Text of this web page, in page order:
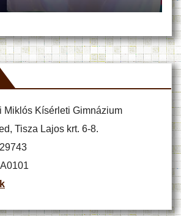
Miklós Kísérleti Gimnázium
Tisza Lajos krt. 6-8.